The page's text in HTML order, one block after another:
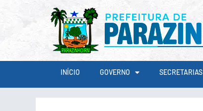
INÍCIO GOVERNO SECRETARIAS